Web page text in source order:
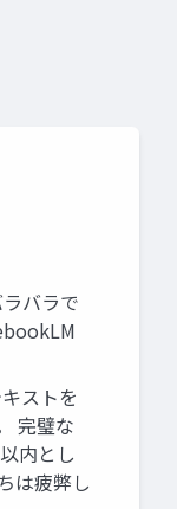
バラで
ストを
完璧な
内とし
は疲弊し